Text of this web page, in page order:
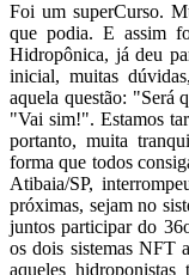
Foi um superCurso.
que podia. E assim
Hidropônica, já deu
inicial, muitas
aquela questão: "Será
"Vai sim!". Estamos
portanto, muita
forma que todos
Atibaia/SP,
próximas, sejam no
juntos participar do
os dois sistemas NFT
aqueles